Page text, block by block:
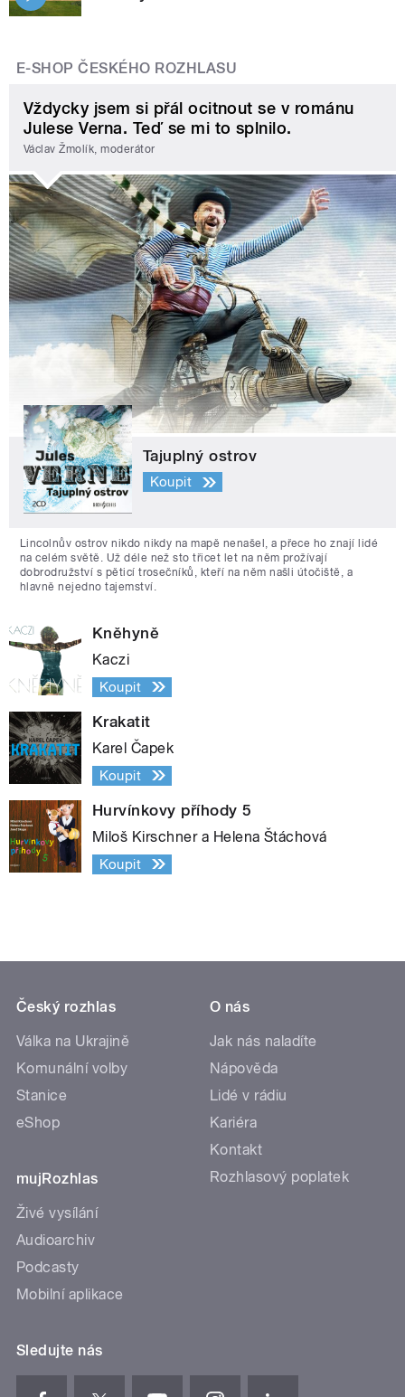
E-SHOP ČESKÉHO ROZHLASU
Vždycky jsem si přál ocitnout se v románu
Julese Verna. Teď se mi to splnilo.
Václav Žmolík, moderátor
Tajuplný ostrov
Koupit
Lincolnův ostrov nikdo nikdy na mapě nenašel, a přece ho znají lidé
na celém světě. Už déle než sto třicet let na něm prožívají
dobrodružství s pěticí trosečníků, kteří na něm našli útočiště, a
hlavně nejedno tajemství.
Kněhyně
Kaczi
Koupit
Krakatit
Karel Čapek
Koupit
Hurvínkovy příhody 5
Miloš Kirschner a Helena Štáchová
Koupit
Český rozhlas
Válka na Ukrajině
Komunální volby
Stanice
eShop
mujRozhlas
Živé vysílání
Audioarchiv
Podcasty
Mobilní aplikace
O nás
Jak nás naladíte
Nápověda
Lidé v rádiu
Kariéra
Kontakt
Rozhlasový poplatek
Sledujte nás